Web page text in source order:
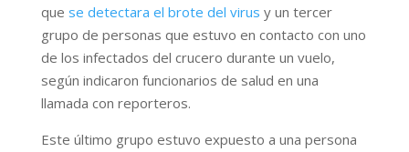
que se detectara el brote del virus y un tercer
grupo de personas que estuvo en contacto con uno
de los infectados del crucero durante un vuelo,
según indicaron funcionarios de salud en una
llamada con reporteros.
Este último grupo estuvo expuesto a una persona